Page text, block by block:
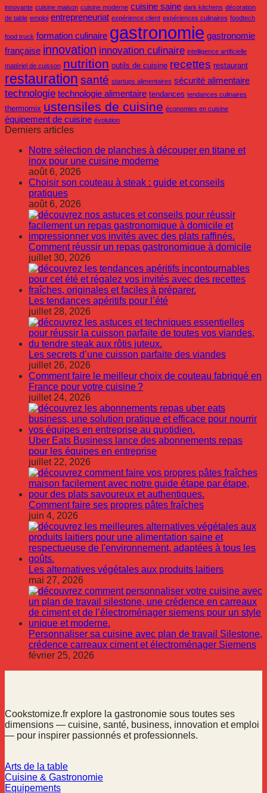
innovante cuisine maison cuisine moderne cuisine saine dark kitchens décoration
de table emploi entrepreneuriat expérience client expériences culinaires foodtech
food truck formation culinaire gastronomie gastronomie
française innovation innovation culinaire intelligence artificielle
matériel de cuisson nutrition outils de cuisine recettes restaurant
restauration santé startups alimentaires sécurité alimentaire
technologie technologie alimentaire tendances tendances culinaires
thermomix ustensiles de cuisine économies en cuisine
équipement de cuisine évolution
Derniers articles
Notre sélection de planches à découper en titane et
inox pour une cuisine moderne
août 6, 2026
Choisir son couteau à steak : guide et conseils
pratiques
août 6, 2026
Comment réussir un repas gastronomique à domicile
juillet 30, 2026
Les tendances apéritifs pour l’été
juillet 28, 2026
Les secrets d’une cuisson parfaite des viandes
juillet 26, 2026
Comment faire le meilleur choix de couteau fabriqué en
France pour votre cuisine ?
juillet 24, 2026
Uber Eats Business lance des abonnements repas
pour les équipes en entreprise
juillet 22, 2026
Comment faire ses propres pâtes fraîches
juin 4, 2026
Les alternatives végétales aux produits laitiers
mai 27, 2026
Personnaliser sa cuisine avec plan de travail Silestone,
crédence carreaux ciment et électroménager Siemens
février 25, 2026
Cookstomize.fr explore la gastronomie sous toutes ses
dimensions — cuisine, santé, business, innovation et emploi
— pour inspirer passionnés et professionnels.
Arts de la table
Cuisine & Gastronomie
Equipements